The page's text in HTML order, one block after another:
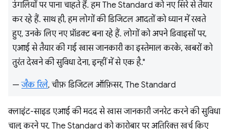
उंगलियों पर पाना चाहते हैं. हम The Standard को नए सिरे से तैयार
कर रहे हैं. साथ ही, हम लोगों की डिजिटल आदतों को ध्यान में रखते
हुए, उनके लिए नए प्रॉडक्ट बना रहे हैं. लोगों को अपने डिवाइसों पर,
एआई से तैयार की गई खास जानकारी का इस्तेमाल करके, खबरों को
तुरंत देखने की सुविधा देना, इन्हीं में से एक है."
—जैक रिले, चीफ़ डिजिटल ऑफ़िसर, The Standard
क्लाइंट-साइड एआई की मदद से खास जानकारी जनरेट करने की सुविधा
चालू करने पर, The Standard को कारोबार पर अतिरिक्त खर्च किए